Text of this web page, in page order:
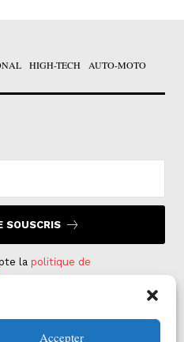
Accepter
HIGH-TECH AUTO-MOTO
SOUSCRIS
la politique de